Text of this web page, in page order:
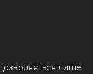
лише